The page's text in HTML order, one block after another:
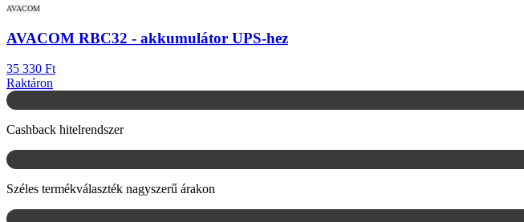
AVACOM
AVACOM RBC32 - akkumulátor UPS-hez
35 330 Ft
Raktáron
Cashback hitelrendszer
Széles termékválaszték nagyszerű árakon